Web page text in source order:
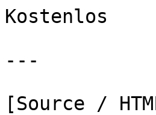
Kostenlos
---
[Source /